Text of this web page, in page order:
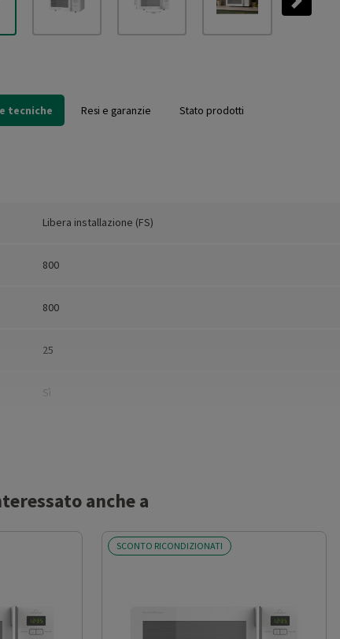
Next
tecniche Resi e garanzie Stato prodotti
Libera installazione (FS)
800
800
25
Sì
anche a
SCONTO RICONDIZIONATI